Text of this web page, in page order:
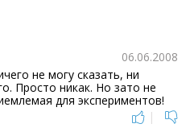
06.06.2008
не могу сказать, ни
Просто никак. Но зато не
для экспериментов!
|